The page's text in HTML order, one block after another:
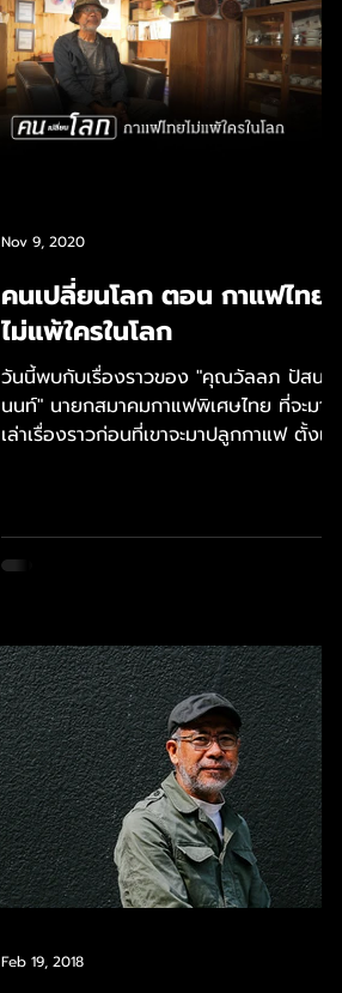
คนเปลี่ยนโลก ตอน กาแฟไทย
ไม่แพ้ใครในโลก
วันนี้พบกับเรื่องราวของ "คุณวัลลภ ปัสนา
นนท์" นายกสมาคมกาแฟพิเศษไทย ที่จะมา
เล่าเรื่องราวก่อนที่เขาจะมาปลูกกาแฟ ตั้งแต่
Nov 9, 2020
Feb 19, 2018